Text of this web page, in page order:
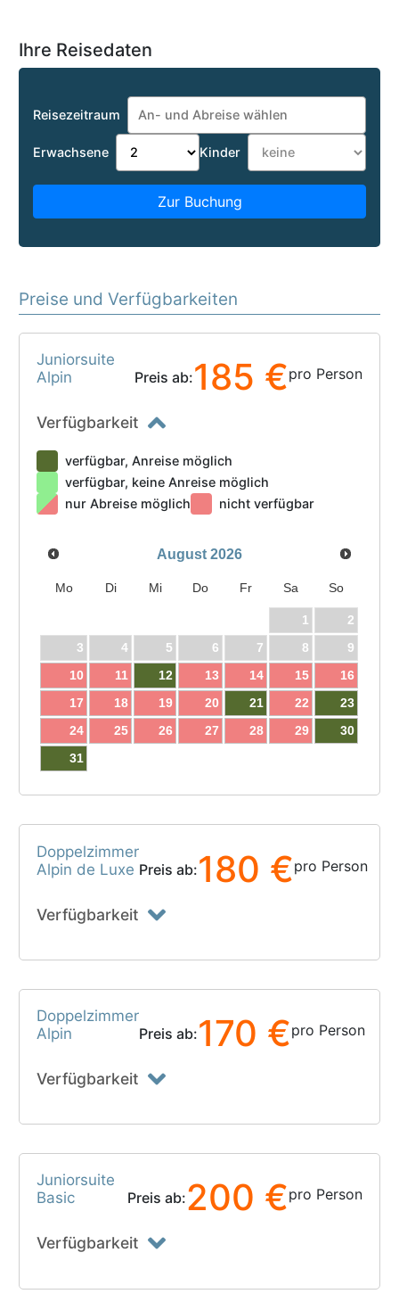
Ihre Reisedaten
Reisezeitraum
Erwachsene Kinder
Zur Buchung
Preise und Verfügbarkeiten
Juniorsuite
Alpin
Preis ab:185 €pro Person
Verfügbarkeit
verfügbar, Anreise möglich
verfügbar, keine Anreise möglich
nur Abreise möglich
nicht verfügbar
August 2026
Mo Di Mi Do Fr Sa So
1
2
3
4 5 6 7 8
9
10
11 12 13 14 15
16
17
18 19 20 21 22
23
24
25 26 27 28 29
30
31
Doppelzimmer
Alpin de Luxe Preis ab:180 €pro Person
Verfügbarkeit
Doppelzimmer
Alpin
Preis ab:170 €pro Person
Verfügbarkeit
Juniorsuite
Basic
Preis ab:200 €pro Person
Verfügbarkeit